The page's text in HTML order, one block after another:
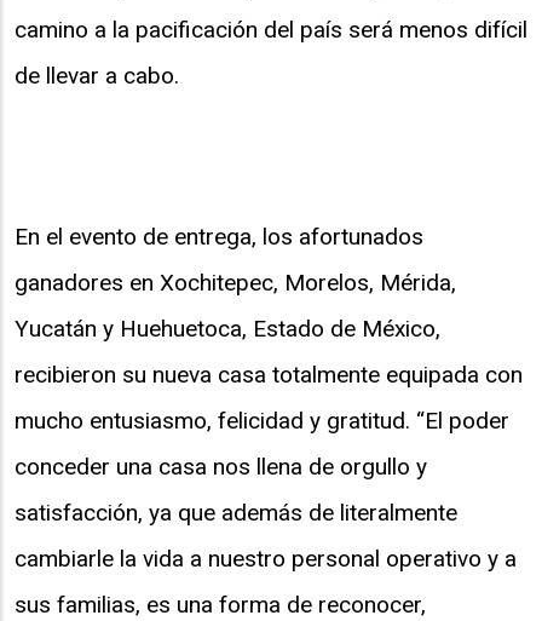
camino a la pacificación del país será menos difícil
de llevar a cabo.
En el evento de entrega, los afortunados
ganadores en Xochitepec, Morelos, Mérida,
Yucatán y Huehuetoca, Estado de México,
recibieron su nueva casa totalmente equipada con
mucho entusiasmo, felicidad y gratitud. “El poder
conceder una casa nos llena de orgullo y
satisfacción, ya que además de literalmente
cambiarle la vida a nuestro personal operativo y a
sus familias, es una forma de reconocer,